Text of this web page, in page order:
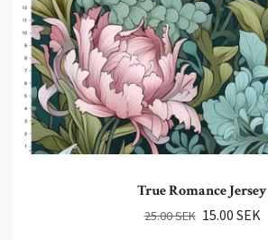
True Romance Jersey
25.00 SEK 15.00 SEK